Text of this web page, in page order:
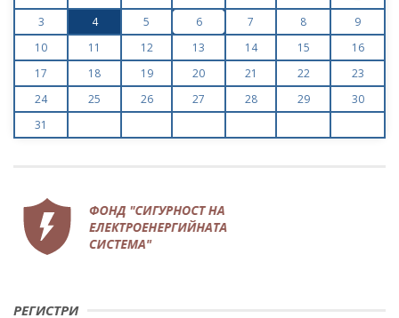
3
4 5 6 7 8
9
10
11 12 13 14 15
16
17
18 19 20 21 22
23
24
25 26 27 28 29
30
31
РЕГИСТРИ